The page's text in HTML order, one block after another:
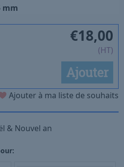
mm
€18,00
(HT)
Ajouter
Ajouter à ma liste de souhaits
& Nouvel an